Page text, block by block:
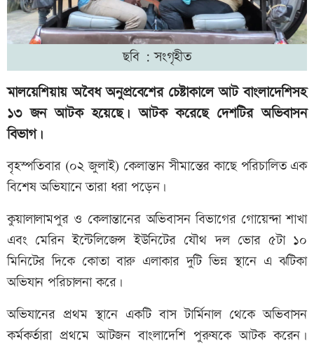
ছবি : সংগৃহীত
মালয়েশিয়ায় অবৈধ অনুপ্রবেশের চেষ্টাকালে আট বাংলাদেশিসহ
১৩ জন আটক হয়েছে। আটক করেছে দেশটির অভিবাসন
বিভাগ।
বৃহস্পতিবার (০২ জুলাই) কেলান্তান সীমান্তের কাছে পরিচালিত এক
বিশেষ অভিযানে তারা ধরা পড়েন।
কুয়ালালামপুর ও কেলান্তানের অভিবাসন বিভাগের গোয়েন্দা শাখা
এবং মেরিন ইন্টেলিজেন্স ইউনিটের যৌথ দল ভোর ৫টা ১০
মিনিটের দিকে কোতা বারু এলাকার দুটি ভিন্ন স্থানে এ ঝটিকা
অভিযান পরিচালনা করে।
অভিযানের প্রথম স্থানে একটি বাস টার্মিনাল থেকে অভিবাসন
কর্মকর্তারা প্রথমে আটজন বাংলাদেশি পুরুষকে আটক করেন।